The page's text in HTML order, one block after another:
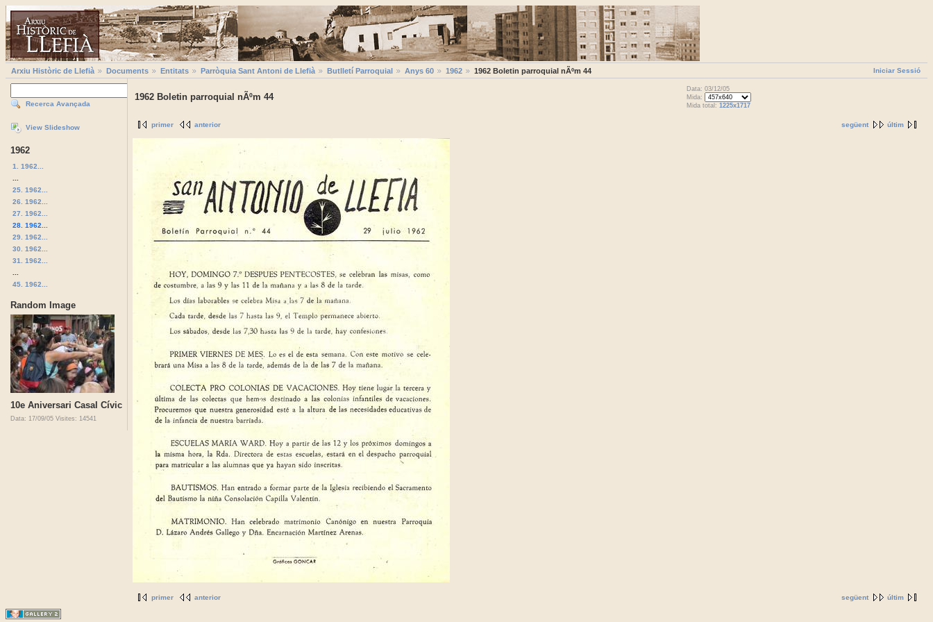
Iniciar Sessió
Arxiu Històric de Llefià Documents Entitats Parròquia Sant Antoni de Llefià Butlletí Parroquial Anys 60 1962 1962 Boletin parroquial nÃºm 44
Recerca Avançada
View Slideshow
1962
1. 1962...
25. 1962...
26. 1962...
27. 1962...
28. 1962...
29. 1962...
30. 1962...
31. 1962...
45. 1962...
Random Image
10e Aniversari Casal Cívic
Data: 17/09/05 Visites: 14541
1962 Boletin parroquial nÃºm 44
Data: 03/12/05
Mida:
Mida total: 1225x1717
següent últim
primer anterior
següent últim
primer anterior